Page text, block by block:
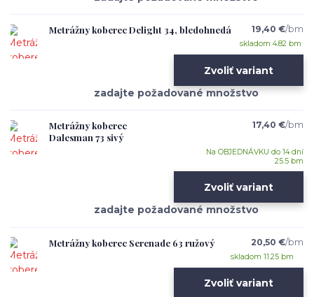
Metrážny koberec Delight 34, bledohnedá 19,40 €/bm
skladom 4.82 bm
Zvoliť variant
Metrážny koberec
Dalesman 73 sivý
17,40 €/bm
Na OBJEDNÁVKU do 14 dní
25.5 bm
Zvoliť variant
Metrážny koberec Serenade 63 ružový 20,50 €/bm
skladom 11.25 bm
Zvoliť variant